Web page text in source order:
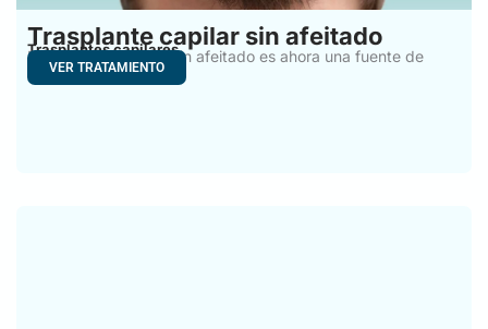
Trasplante capilar sin afeitado
Trasplantes capilares
El trasplante capilar sin afeitado es ahora una fuente de
VER TRATAMIENTO